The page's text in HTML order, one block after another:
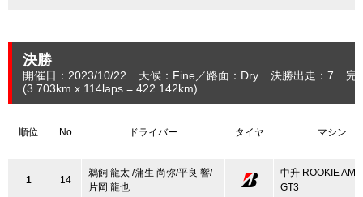
決勝
開催日：2023/10/22 天候：Fine 路面：Dry 決勝出走：7
完
(3.703km x 114laps = 422.142km)
順位 No ドライバー タイヤ マシン
1 14
鵜飼 龍太 /蒲生 尚弥/平良 響/
片岡 龍也
中升 ROOKIE AMG
GT3